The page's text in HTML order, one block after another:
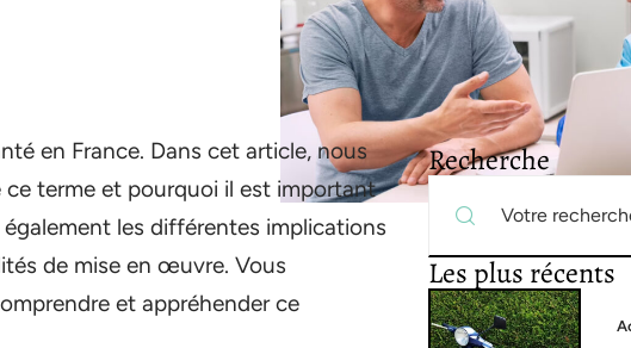
en France. Dans cet article, nous
terme et pourquoi il est important
les différentes implications
de mise en œuvre. Vous
et appréhender ce
Recherche
Les plus récents